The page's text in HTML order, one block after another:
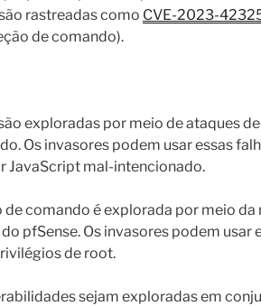
rastreadas como CVE-2023-
de comando).
exploradas por meio de ataques
Os invasores podem usar essas
JavaScript mal-intencionado.
de comando é explorada por meio
pfSense. Os invasores podem
de root.
sejam exploradas em